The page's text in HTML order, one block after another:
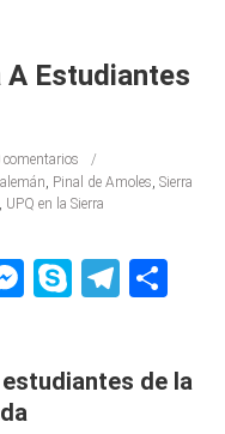
A Estudiantes
comentarios
Pinal de Amoles ,Sierra
UPQ en la Sierra
Messenger
Skype
de la